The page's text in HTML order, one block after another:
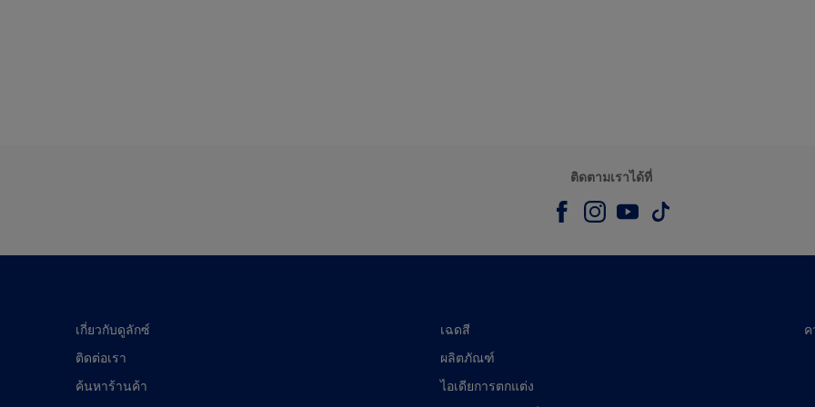
ติดตามเราได้ที่
เกี่ยวกับดูลักซ์
ติดต่อเรา
ค้นหาร้านค้า
เฉดสี
ผลิตภัณฑ์
ไอเดียการตกแต่ง